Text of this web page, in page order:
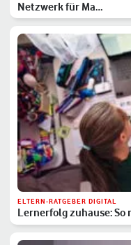
Netzwerk für Ma…
ELTERN-RATGEBER DIGITAL
Lernerfolg zuhause: So